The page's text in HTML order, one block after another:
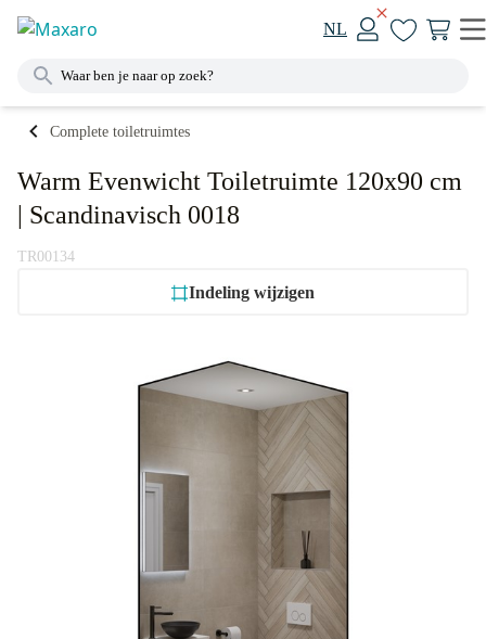
NL
Complete toiletruimtes
Warm Evenwicht Toiletruimte 120x90 cm
| Scandinavisch 0018
TR00134
Indeling wijzigen